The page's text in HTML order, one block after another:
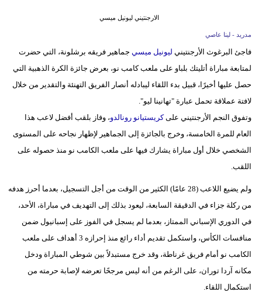
علوم
وتكنولوجيا
مدوَّنات
فيديو
الارجنتيني ليونيل ميسي
مدريد - لينا عاصي
فاجئ البرغوث الأرجنتيني ليونيل ميسي جماهير فريقه برشلونة، التي حضرت
لمتابعة مباراة أتليتك بلباو على ملعب كامب نو، بعرض جائزة الكرة الذهبية التي
حصل عليها أخيرًا، قبيل بدء اللقاء ليبادله أنصار الفريق التهنئة والتقدير من خلال
لافتة عملاقة تحمل عبارة "تهانينا ليو".
وتفوق النجم الأرجنتيني علىكريستيانو رونالدو، وفاز بلقب أفضل لاعب هذا
العام للمرة الخامسة، وخرج بالجائزة إلى الجماهير لإظهار نجاحه على المستوى
الشخصي خلال أول مباراة يشارك فيها على ملعب الكامب نو منذ حصوله على
اللقب.
ولم يضيع اللاعب (28 عامًا) الكثير من الوقت من أجل التسجيل، بعدما أحرز هدفه
من ركلة جزاء في الدقيقة السابعة، ليعود بذلك إلى التهديف في مباراة، الأحد،
في الدوري الإسباني الممتاز، بعدما لم يسجل في الفوز على إسبانيول ضمن
منافسات الكأس، واستكمل تقديم أداء رائع منذ إحرازه 3 أهداف على ملعب
الكامب نو أمام فريق غرناطة، وقد خرج مستبدلاً بين شوطي المباراة ودخل
مكانه آردا توران، على الرغم من أنه ليس مرجحًا تعرضه لإصابة حرمته من
استكمال اللقاء.